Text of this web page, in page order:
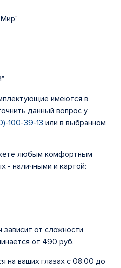
имеются в
данный вопрос у
100-39-13 или в выбранном
любым комфортным
- наличными и картой:
от сложности
от 490 руб.
на ваших глазах с 08:00 до